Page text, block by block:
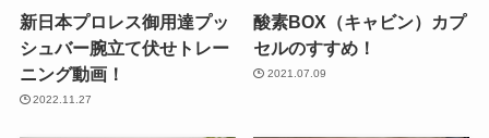
新日本プロレス御用達プッ
シュバー腕立て伏せトレー
ニング動画！
2022.11.27
酸素BOX（キャビン）カプ
セルのすすめ！
2021.07.09